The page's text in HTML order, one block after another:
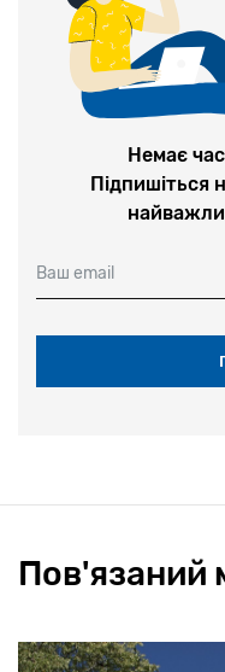
Немає
Підпишіться
Ваш email
Пов'язаний